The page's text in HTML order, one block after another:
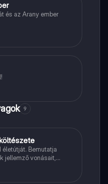
és az Arany ember
9
Bemutatja
jellemző vonásait,
a hitvesi